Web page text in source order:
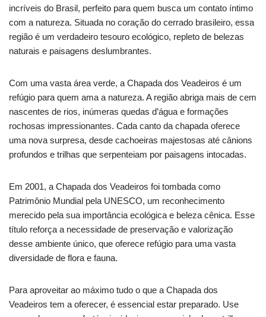
incríveis do Brasil, perfeito para quem busca um contato íntimo
com a natureza. Situada no coração do cerrado brasileiro, essa
região é um verdadeiro tesouro ecológico, repleto de belezas
naturais e paisagens deslumbrantes.
Com uma vasta área verde, a Chapada dos Veadeiros é um
refúgio para quem ama a natureza. A região abriga mais de cem
nascentes de rios, inúmeras quedas d’água e formações
rochosas impressionantes. Cada canto da chapada oferece
uma nova surpresa, desde cachoeiras majestosas até cânions
profundos e trilhas que serpenteiam por paisagens intocadas.
Em 2001, a Chapada dos Veadeiros foi tombada como
Patrimônio Mundial pela UNESCO, um reconhecimento
merecido pela sua importância ecológica e beleza cênica. Esse
título reforça a necessidade de preservação e valorização
desse ambiente único, que oferece refúgio para uma vasta
diversidade de flora e fauna.
Para aproveitar ao máximo tudo o que a Chapada dos
Veadeiros tem a oferecer, é essencial estar preparado. Use